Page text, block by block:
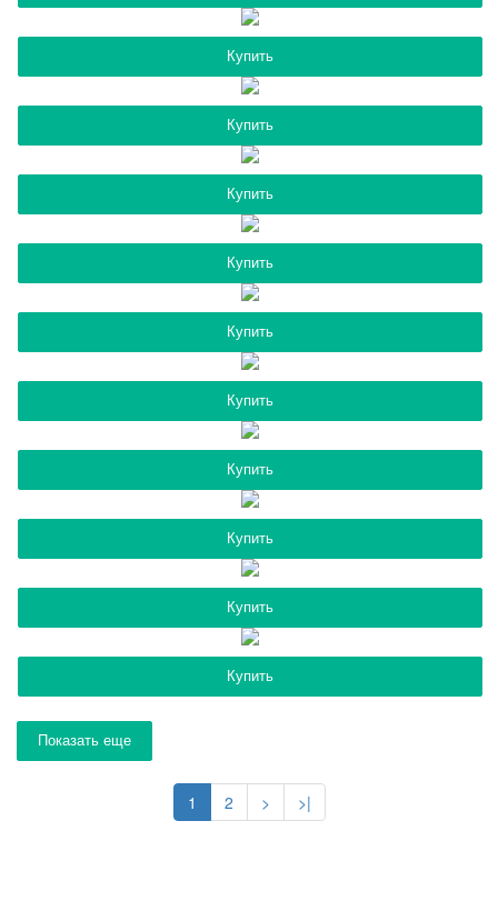
Купить
Купить
Купить
Купить
Купить
Купить
Купить
Купить
Купить
Купить
Показать еще
1 2 > >|